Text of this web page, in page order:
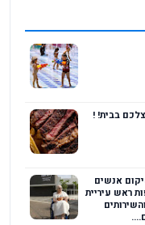
אנשים
ראש עיריית